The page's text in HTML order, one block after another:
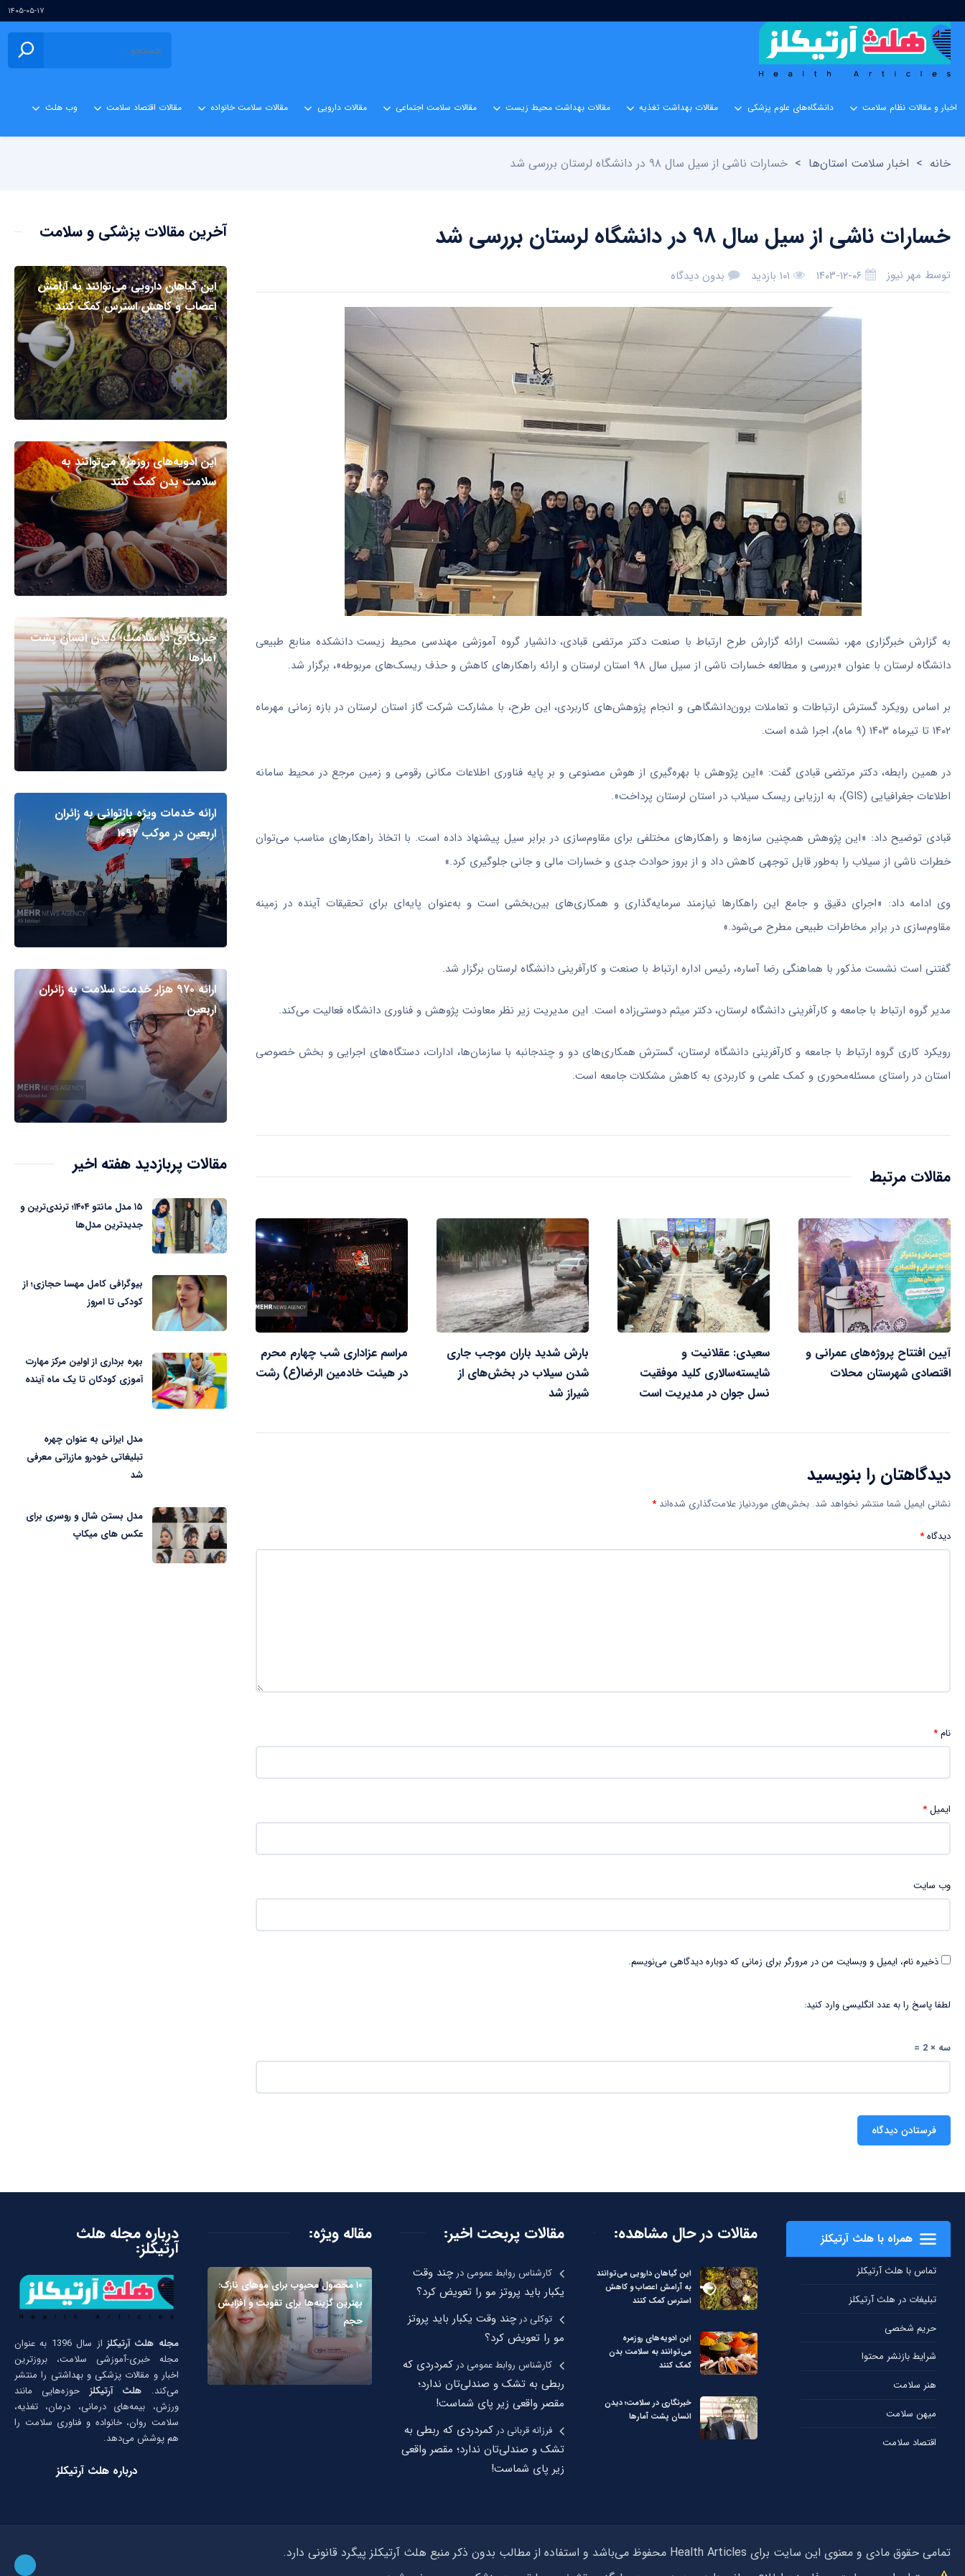
۱۴۰۵-۰۵-۱۷
اخبار و مقالات نظام سلامت دانشگاه‌های علوم پزشکی مقالات بهداشت تغذیه مقالات بهداشت محیط زیست مقالات سلامت اجتماعی مقالات دارویی مقالات سلامت خانواده مقالات اقتصاد سلامت وب هلث
خانه > اخبار سلامت استان‌ها > خسارات ناشی از سیل سال ۹۸ در دانشگاه لرستان بررسی شد
خسارات ناشی از سیل سال ۹۸ در دانشگاه لرستان بررسی شد
توسط مهر نیوز ۱۴۰۳-۱۲-۰۶ ۱۰۱ بازدید بدون دیدگاه
به گزارش خبرگزاری مهر، نشست ارائه گزارش طرح ارتباط با صنعت دکتر مرتضی قبادی، دانشیار گروه آموزشی مهندسی محیط زیست دانشکده منابع طبیعی
دانشگاه لرستان با عنوان «بررسی و مطالعه خسارات ناشی از سیل سال ۹۸ استان لرستان و ارائه راهکارهای کاهش و حذف ریسک‌های مربوطه»، برگزار شد.
بر اساس رویکرد گسترش ارتباطات و تعاملات برون‌دانشگاهی و انجام پژوهش‌های کاربردی، این طرح، با مشارکت شرکت گاز استان لرستان در بازه زمانی مهرماه
۱۴۰۲ تا تیرماه ۱۴۰۳ (۹ ماه)، اجرا شده است.
در همین رابطه، دکتر مرتضی قبادی گفت: «این پژوهش با بهره‌گیری از هوش مصنوعی و بر پایه فناوری اطلاعات مکانی رقومی و زمین مرجع در محیط سامانه
اطلاعات جغرافیایی (GIS)، به ارزیابی ریسک سیلاب در استان لرستان پرداخت».
قبادی توضیح داد: «این پژوهش همچنین سازه‌ها و راهکارهای مختلفی برای مقاوم‌سازی در برابر سیل پیشنهاد داده است. با اتخاذ راهکارهای مناسب می‌توان
خطرات ناشی از سیلاب را به‌طور قابل توجهی کاهش داد و از بروز حوادث جدی و خسارات مالی و جانی جلوگیری کرد.»
وی ادامه داد: «اجرای دقیق و جامع این راهکارها نیازمند سرمایه‌گذاری و همکاری‌های بین‌بخشی است و به‌عنوان پایه‌ای برای تحقیقات آینده در زمینه
مقاوم‌سازی در برابر مخاطرات طبیعی مطرح می‌شود.»
گفتنی است نشست مذکور با هماهنگی رضا آساره، رئیس اداره ارتباط با صنعت و کارآفرینی دانشگاه لرستان برگزار شد.
مدیر گروه ارتباط با جامعه و کارآفرینی دانشگاه لرستان، دکتر میثم دوستی‌زاده است. این مدیریت زیر نظر معاونت پژوهش و فناوری دانشگاه فعالیت می‌کند.
رویکرد کاری گروه ارتباط با جامعه و کارآفرینی دانشگاه لرستان، گسترش همکاری‌های دو و چندجانبه با سازمان‌ها، ادارات، دستگاه‌های اجرایی و بخش خصوصی
استان در راستای مسئله‌محوری و کمک علمی و کاربردی به کاهش مشکلات جامعه است.
مقالات مرتبط
آیین افتتاح پروژه‌های عمرانی و
اقتصادی شهرستان محلات
سعیدی: عقلانیت و
شایسته‌سالاری کلید موفقیت
نسل جوان در مدیریت است
بارش شدید باران موجب جاری
شدن سیلاب در بخش‌های از
شیراز شد
مراسم عزاداری شب چهارم محرم
در هیئت خادمین الرضا(ع) رشت
دیدگاهتان را بنویسید
نشانی ایمیل شما منتشر نخواهد شد. بخش‌های موردنیاز علامت‌گذاری شده‌اند *
دیدگاه*
نام*
ایمیل*
وب‌ سایت
ذخیره نام، ایمیل و وبسایت من در مرورگر برای زمانی که دوباره دیدگاهی می‌نویسم.
لطفا پاسخ را به عدد انگلیسی وارد کنید:
سه × 2 =
آخرین مقالات پزشکی و سلامت
این گیاهان دارویی می‌توانند به آرامش
اعصاب و کاهش استرس کمک کنند
این ادویه‌های روزمره می‌توانند به
سلامت بدن کمک کنند
خبرنگاری در سلامت؛ دیدن انسان پشت
آمارها
ارائه خدمات ویژه بازتوانی به زائران
اربعین در موکب ۱۰۹۲
ارائه ۹۷۰ هزار خدمت سلامت به زائران
اربعین
مقالات پربازدید هفته اخیر
۱۵ مدل مانتو ۱۴۰۴؛ ترندی‌ترین و
جدیدترین مدل‌ها
بیوگرافی کامل مهسا حجازی؛ از
کودکی تا امروز
بهره برداری از اولین مرکز مهارت
آموزی کودکان تا یک ماه آینده
مدل ایرانی به عنوان چهره
تبلیغاتی خودرو مازراتی معرفی
شد
مدل بستن شال و روسری برای
عکس های میکاپ
همراه با هلث آرتیکلز
تماس با هلث آرتیکلز
تبلیغات در هلث آرتیکلز
حریم شخصی
شرایط بازنشر محتوا
هنر سلامت
میهن سلامت
اقتصاد سلامت
مقالات در حال مشاهده:
این گیاهان دارویی می‌توانند
به آرامش اعصاب و کاهش
استرس کمک کنند
این ادویه‌های روزمره
می‌توانند به سلامت بدن
کمک کنند
خبرنگاری در سلامت؛ دیدن
انسان پشت آمارها
مقالات پربحت اخیر:
کارشناس روابط عمومیدرچند وقت
یکبار باید پروتز مو را تعویض کرد؟
توکلیدرچند وقت یکبار باید پروتز
مو را تعویض کرد؟
کارشناس روابط عمومیدر کمردردی که
ربطی به تشک و صندلی‌تان ندارد؛
مقصر واقعی زیر پای شماست!
فرزانه قربانیدر کمردردی که ربطی به
تشک و صندلی‌تان ندارد؛ مقصر واقعی
زیر پای شماست!
مقاله ویژه:
۱۰ محصول محبوب برای موهای نازک:
بهترین گزینه‌ها برای تقویت و افزایش
حجم
درباره مجله هلث
آرتیکلز:
مجله هلث آرتیکلز
از سال 1396 به عنوان
مجله خبری-آموزشی سلامت، بروزترین
اخبار و مقالات پزشکی و بهداشتی را منتشر
می‌کند. هلث آرتیکلز حوزه‌هایی مانند
ورزش، بیمه‌های درمانی، درمان، تغذیه،
سلامت روان، خانواده و فناوری سلامت را
هم پوشش می‌دهد.
درباره هلث آرتیکلز
تمامی حقوق مادی و معنوی این سایت برای Health Articles محفوظ می‌باشد و استفاده از مطالب بدون ذکر منبع هلث آرتیکلز پیگرد قانونی دارد.